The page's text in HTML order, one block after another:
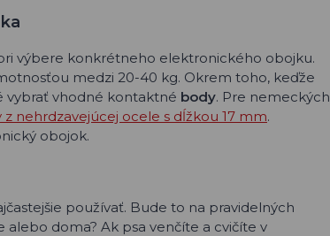
výbere konkrétneho elektronického obojku.
medzi 20-40 kg. Okrem toho, keďže
vybrať vhodné kontaktné body. Pre nemeckých
nehrdzavejúcej ocele s dĺžkou 17 mm.
obojok.
používať. Bude to na pravidelných
doma? Ak psa venčíte a cvičíte v